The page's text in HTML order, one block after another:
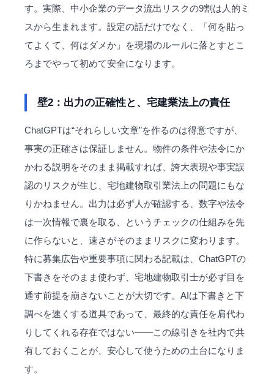
す。実際、中小企業のデータ流出リスクの9割は人的ミ
スから生まれます。設定の話だけでなく、「何を貼っ
てよくて、何はダメか」を現場のルールに落とすとこ
ろまでやって初めて安全になります。
壁2：出力の正確性と、宅建業法上の責任
ChatGPTは“それらしい文章”を作るのは得意ですが、
事実の正確さは保証しません。物件の条件や法令にか
かわる説明をそのまま掲載すれば、誇大表現や事実誤
認のリスクが生じ、宅地建物取引業法上の問題にもな
りかねません。出力は必ず人が確認する、数字や法令
は一次情報で裏を取る、というチェックの仕組みを先
に作らないと、速さがそのままリスクに変わります。
特に募集広告や重要事項に関わる記載は、ChatGPTの
下書きをそのまま使わず、宅地建物取引士が必ず目を
通す前提を崩さないことが大切です。AIは下書きと下
調べを速くする道具であって、最終的な責任を肩代わ
りしてくれる存在ではない——この線引きを社内で共
有しておくことが、安心して使うための土台になりま
す。